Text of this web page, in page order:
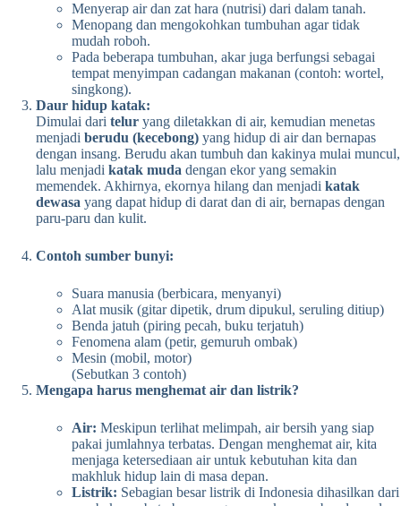
Menyerap air dan zat hara (nutrisi) dari dalam tanah.
Menopang dan mengokohkan tumbuhan agar tidak
mudah roboh.
Pada beberapa tumbuhan, akar juga berfungsi sebagai
tempat menyimpan cadangan makanan (contoh: wortel,
singkong).
Daur hidup katak:
Dimulai dari telur yang diletakkan di air, kemudian menetas
menjadi berudu (kecebong) yang hidup di air dan bernapas
dengan insang. Berudu akan tumbuh dan kakinya mulai muncul,
lalu menjadi katak muda dengan ekor yang semakin
memendek. Akhirnya, ekornya hilang dan menjadi katak
dewasa yang dapat hidup di darat dan di air, bernapas dengan
paru-paru dan kulit.
Contoh sumber bunyi:
Suara manusia (berbicara, menyanyi)
Alat musik (gitar dipetik, drum dipukul, seruling ditiup)
Benda jatuh (piring pecah, buku terjatuh)
Fenomena alam (petir, gemuruh ombak)
Mesin (mobil, motor)
(Sebutkan 3 contoh)
Mengapa harus menghemat air dan listrik?
Air: Meskipun terlihat melimpah, air bersih yang siap
pakai jumlahnya terbatas. Dengan menghemat air, kita
menjaga ketersediaan air untuk kebutuhan kita dan
makhluk hidup lain di masa depan.
Listrik: Sebagian besar listrik di Indonesia dihasilkan dari